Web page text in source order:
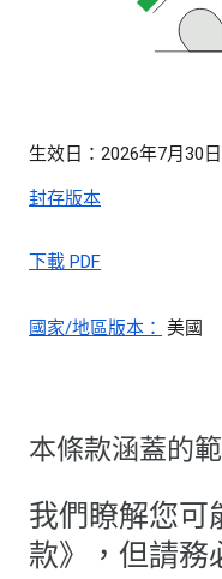
生效日：2026年7月30日
封存版本
下載 PDF
國家/地區版本： 美國
本條款涵蓋的
我們瞭解您可
款》，但請務